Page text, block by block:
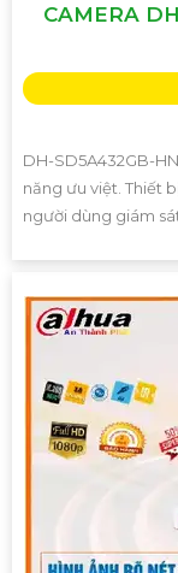
CAMERA
DH-SD5A432GB-
năng ưu việt. Thiết
người dùng giám